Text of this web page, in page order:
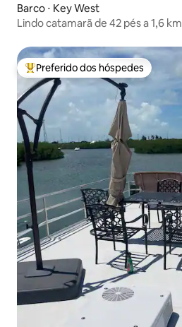
Barco ⋅ Key West
Lindo catamarã de 42 pés a 1,6
Entre os melhores preferidos dos
Preferido dos hóspedes